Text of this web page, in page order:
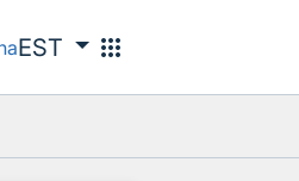
EST apps